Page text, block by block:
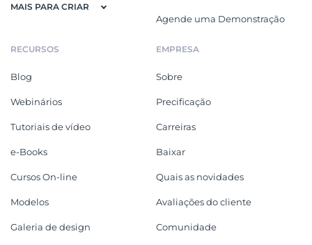
MAIS PARA CRIAR
Agende uma Demonstração
RECURSOS
Blog
Webinários
Tutoriais de vídeo
e-Books
Cursos On-line
Modelos
Galeria de design
EMPRESA
Sobre
Precificação
Carreiras
Baixar
Quais as novidades
Avaliações do cliente
Comunidade